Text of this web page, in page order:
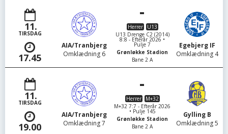
11.
TIRSDAG
17.45
AIA/Tranbjerg
Omklædning 6
-
Herrer
U13
U13 Drenge C2 (2014)
8:8 - Efterår 2026 •
Pulje 7
Grønløkke Stadion
Bane 2 A
Egebjerg IF
Omklædning 4
11.
TIRSDAG
19.00
AIA/Tranbjerg
Omklædning 7
-
Herrer
M+32
M+32 7:7 - Efterår 2026
• Pulje 145
Grønløkke Stadion
Bane 2 A
Gylling B
Omklædning 5